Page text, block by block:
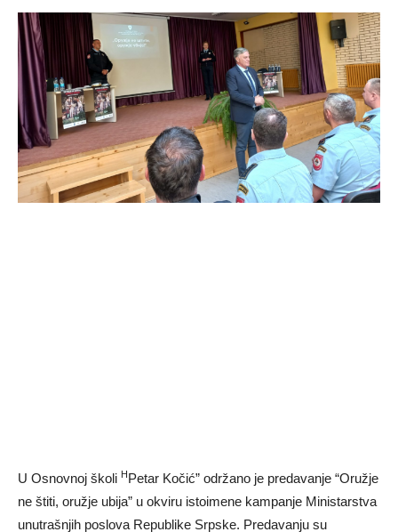
U Osnovnoj školi H Petar Kočić” održano je predavanje “Oružje
ne štiti, oružje ubija” u okviru istoimene kampanje Ministarstva
unutrašnjih poslova Republike Srpske. Predavanju su